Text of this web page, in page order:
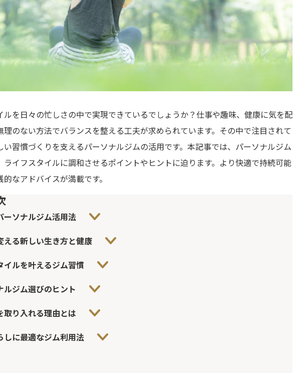
ルを日々の忙しさの中で実現できているでしょうか？仕事や趣味、健康に気を配
のない方法でバランスを整える工夫が求められています。その中で注目されて
い習慣づくりを支えるパーソナルジムの活用です。本記事では、パーソナルジム
ライフスタイルに調和させるポイントやヒントに迫ります。より快適で持続可能
なアドバイスが満載です。
ーソナルジム活用法
える新しい生き方と健康
イルを叶えるジム習慣
ジム選びのヒント
取り入れる理由とは
しに最適なジム利用法